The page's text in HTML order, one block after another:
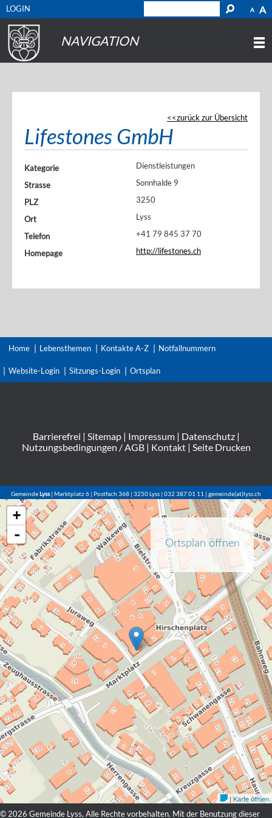
A A
LOGIN
NAVIGATION
zurück zur Übersicht
Lifestones GmbH
Kategorie
Dienstleistungen
Strasse
Sonnhalde 9
PLZ
3250
Ort
Lyss
Telefon
+41 79 845 37 70
Homepage
http://lifestones.ch
Home Lebensthemen Kontakte A-Z Notfallnummern
Website-Login Sitzungs-Login Ortsplan
Barrierefrei | Sitemap| Impressum| Datenschutz|
Nutzungsbedingungen / AGB| Kontakt| Seite Drucken
GemeindeLyss| Marktplatz 6 | Postfach 368 | 3250 Lyss | 032 387 01 11 | gemeinde(at)lyss.ch
© 2026 Gemeinde Lyss, Alle Rechte vorbehalten. Mit der Benutzung dieser